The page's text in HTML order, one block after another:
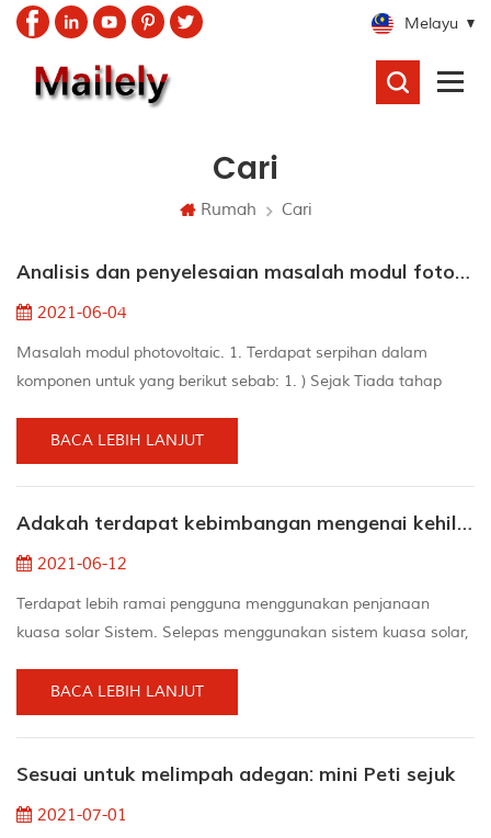
Melayu
Cari
Rumah Cari
Analisis dan penyelesaian masalah modul fotovoltaik biasa
2021-06-04
Masalah modul photovoltaic. 1. Terdapat serpihan dalam
komponen untuk yang berikut sebab: 1. ) Sejak Tiada tahap
kepingan bateri dihancurkan apabila Vacuuming. 2. ) Pada
mulanya, hirisan bateri telah disembunyikan, dan ditambah
) Apabila Mengangkat komponen, masalah isyarat
menyebabk...
BACA LEBIH LANJUT
Adakah terdapat kebimbangan mengenai kehilangan kuasa selepas menggunakan sistem kuasa solar
2021-06-12
Terdapat lebih ramai pengguna menggunakan penjanaan
kuasa solar Sistem. Selepas menggunakan sistem kuasa solar,
memenuhi Harapan. Untuk Contohnya, sesetengah orang
memasang 3kw Sistem kuasa solar., tetapi hanya
Mengapa? yang mencuri saya Elektrik? Terdapat berikut aspek:
Voltan wayar b...
BACA LEBIH LANJUT
Sesuai untuk melimpah adegan: mini Peti sejuk
2021-07-01